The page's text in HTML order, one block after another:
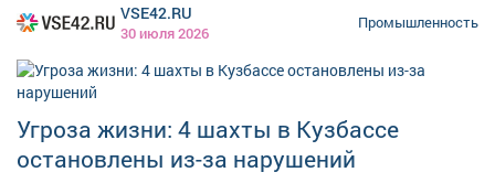
производства. Участники с любопытством
экскаваторы, самосвалы и бульдозеры. Ребята
остались в восторге от увлекательного путешествия
по предприятию.
VSE42.RU
30 июля 2026
Промышленность
Угроза жизни: 4 шахты в Кузбассе
остановлены из-за нарушений